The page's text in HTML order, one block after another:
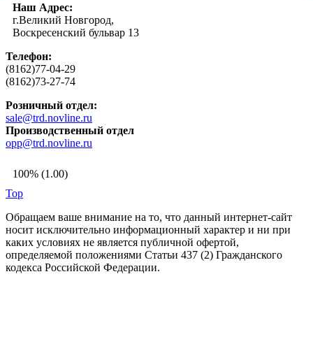
Наш Адрес:
г.Великий Новгород,
Воскресенский бульвар 13
Телефон:
(8162)77-04-29
(8162)73-27-74
Розничный отдел:
sale@trd.novline.ru
Производственный отдел
opp@trd.novline.ru
100% (1.00)
Top
Обращаем ваше внимание на то, что данный интернет-сайт
носит исключительно информационный характер и ни при
каких условиях не является публичной офертой,
определяемой положениями Статьи 437 (2) Гражданского
кодекса Российской Федерации.